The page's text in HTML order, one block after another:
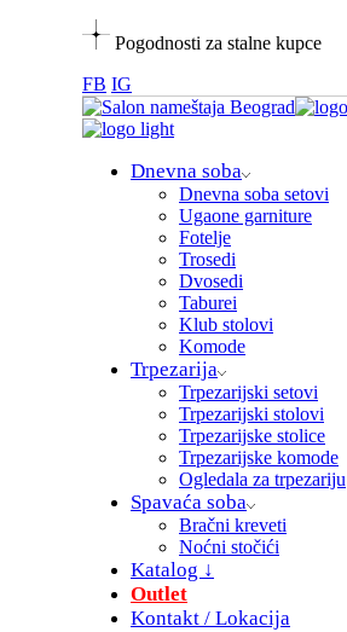
Pogodnosti za stalne kupce
FB IG
Dnevna soba
Dnevna soba setovi
Ugaone garniture
Fotelje
Trosedi
Dvosedi
Taburei
Klub stolovi
Komode
Trpezarija
Trpezarijski setovi
Trpezarijski stolovi
Trpezarijske stolice
Trpezarijske komode
Ogledala za trpezariju
Spavaća soba
Bračni kreveti
Noćni stočići
Katalog ↓
Outlet
Kontakt / Lokacija